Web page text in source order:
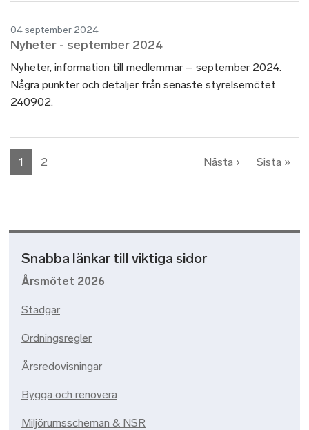
04 september 2024
Nyheter - september 2024
Nyheter, information till medlemmar – september 2024.
Några punkter och detaljer från senaste styrelsemötet
240902.
Paginering
1 2 Nästa › Nästa sida
Sista »
Snabba länkar till viktiga sidor
Årsmötet 2026
Stadgar
Ordningsregler
Årsredovisningar
Bygga och renovera
Miljörumsscheman & NSR